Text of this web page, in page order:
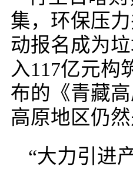
集，环保压
动报名成为
入117亿元构
布的《青藏
高原地区仍
“大力引进